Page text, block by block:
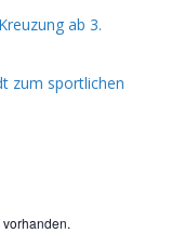
ab 3.
zum sportlichen